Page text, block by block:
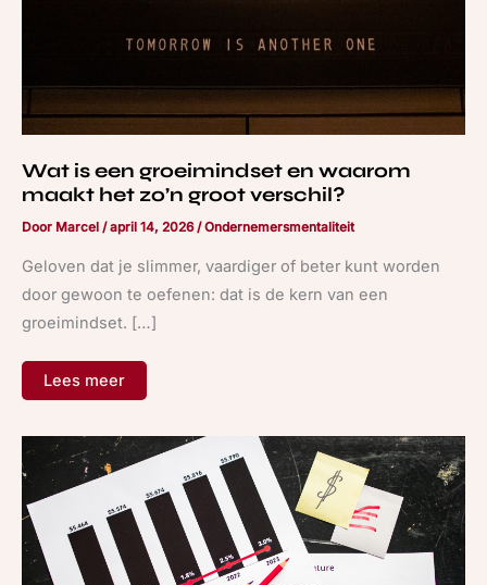
Wat is een groeimindset en waarom
maakt het zo’n groot verschil?
Door Marcel /april 14, 2026/Ondernemersmentaliteit
Geloven dat je slimmer, vaardiger of beter kunt worden
door gewoon te oefenen: dat is de kern van een
groeimindset. […]
Lees meer
Inkoopwaarde
van
de
omzet:
geheim
achter
winst